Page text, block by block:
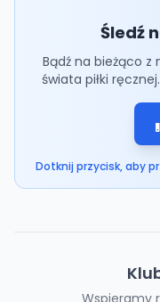
Śledź
Bądź na bieżąco
świata piłki
Dotknij przycisk, aby
Wspieramy